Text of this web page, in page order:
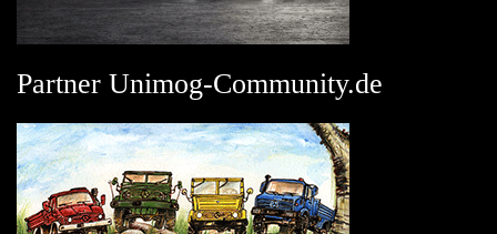
Partner Unimog-Community.de